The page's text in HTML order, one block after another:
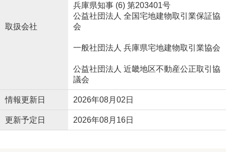
取扱会社
兵庫県知事 (6) 第203401号
公益社団法人 全国宅地建物取引業保証協
会
一般社団法人 兵庫県宅地建物取引業協会
公益社団法人 近畿地区不動産公正取引協
議会
情報更新日 2026年08月02日
更新予定日 2026年08月16日